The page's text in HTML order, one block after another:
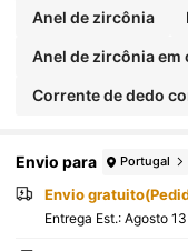
Anel de zircônia
Anel de zircônia em
Corrente de dedo
Envio para Portugal
Envio
Entrega Est.: Agosto